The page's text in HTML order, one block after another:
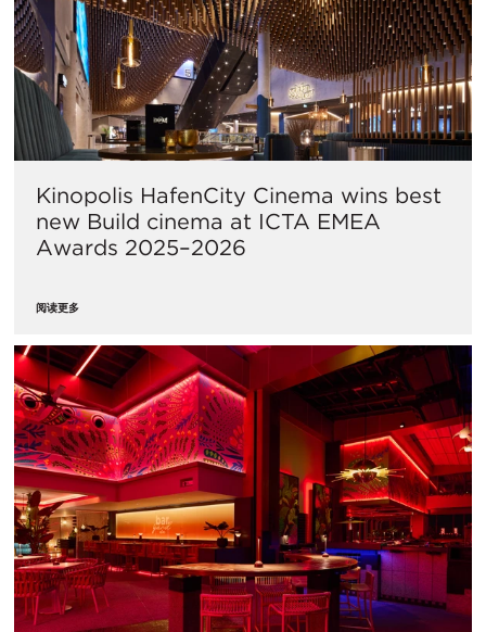
Kinopolis HafenCity Cinema wins best
new Build cinema at ICTA EMEA
Awards 2025–2026
阅读更多